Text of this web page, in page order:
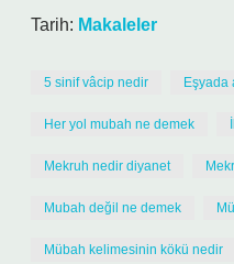
Tarih: Makaleler
5 sinif vâcip nedir Eşyada
Her yol mubah ne demek
Mekruh nedir diyanet
Mubah değil ne demek
Mübah kelimesinin kökü nedir